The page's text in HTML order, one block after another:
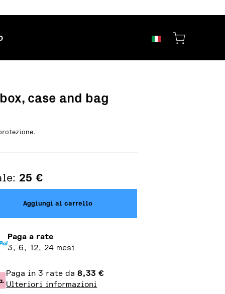
case and bag
25 €
Aggiungi al carrello
Paga a rate
3, 6, 12, 24 mesi
Paga in 3 rate da8,33 €
Ulteriori informazioni